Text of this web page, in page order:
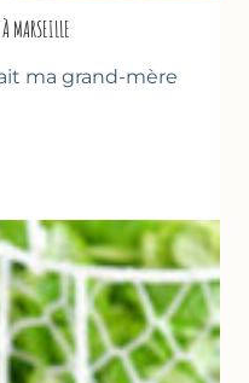
MARSEILLE
ma grand-mère